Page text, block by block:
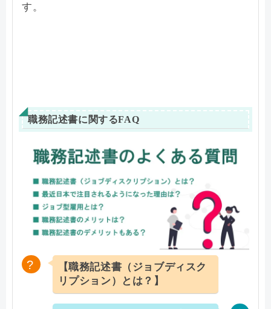
す。
職務記述書に関するFAQ
【職務記述書（ジョブディスク
リプション）とは？】